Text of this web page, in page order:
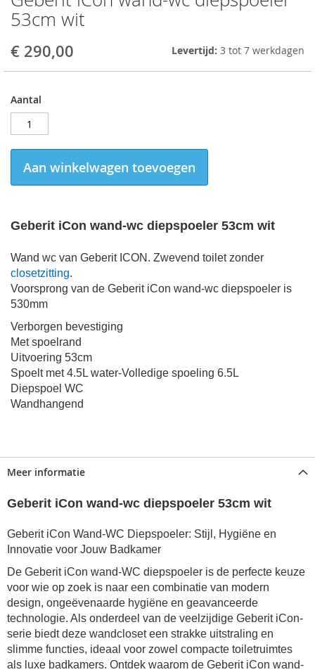
53cm wit
€ 290,00 Levertijd: 3 tot 7 werkdagen
Aantal
Aan winkelwagen toevoegen
Geberit iCon wand-wc diepspoeler 53cm wit
Wand wc van Geberit ICON. Zwevend toilet zonder
closetzitting.
Voorsprong van de Geberit iCon wand-wc diepspoeler is
530mm
Verborgen bevestiging
Met spoelrand
Uitvoering 53cm
Spoelt met 4.5L water-Volledige spoeling 6.5L
Diepspoel WC
Wandhangend
to
the
of
gallery
Meer informatie
Geberit iCon wand-wc diepspoeler 53cm wit
Geberit iCon Wand-WC Diepspoeler: Stijl, Hygiëne en
Innovatie voor Jouw Badkamer
De Geberit iCon wand-WC diepspoeler is de perfecte keuze
voor wie op zoek is naar een combinatie van modern
design, ongeëvenaarde hygiëne en geavanceerde
technologie. Als onderdeel van de veelzijdige Geberit iCon-
serie biedt deze wandcloset een strakke uitstraling en
slimme functies, ideaal voor zowel compacte toiletruimtes
als luxe badkamers. Ontdek waarom de Geberit iCon wand-